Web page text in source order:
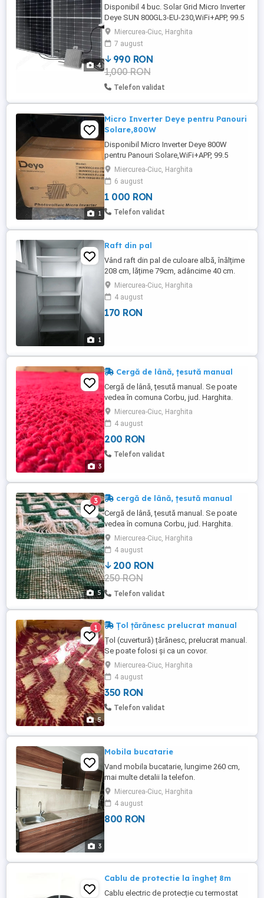
4
Disponibil 4 buc. Solar Grid Micro Inverter
Deye SUN 800GL3-EU-230,WiFi+APP, 99.5
%Eficienta, la doar un preti de 990ron(Se
negociaza la mai multe produse ).Produse
sunt noi,în ambalajul original, cu toate
accesoriile, nici măcar nu au fost
deschise.Prețul de piață este în jur de
1600 de lei.Garantie ...
Miercurea-Ciuc, Harghita
7 august
990 RON
1,000 RON
Telefon validat
1
Micro Inverter Deye pentru Panouri
Solare,800W
Disponibil Micro Inverter Deye 800W
pentru Panouri Solare,WiFi+APP, 99.5
%Eficienta. Produse sunt noi,în ambalajul
original, cu toate accesoriile, nici măcar nu
au fost deschise.Prețul de piață este în jur
de 1500 de lei. Atașez câteva poze pe
care le-am descărcat ca să vedeți despre
Miercurea-Ciuc, Harghita
6 august
1 000 RON
Telefon validat
1
Raft din pal
Vând raft din pal de culoare albă, înălțime
208 cm, lățime 79cm, adâncime 40 cm.
Miercurea-Ciuc, Harghita
4 august
170 RON
3
Cergă de lână, țesută manual
Cergă de lână, țesută manual. Se poate
vedea în comuna Corbu, jud. Harghita.
Dimensiuni aproximative: 448x80 cm. Preț
200 lei
Miercurea-Ciuc, Harghita
4 august
200 RON
Telefon validat
5
3 cergă de lână, țesută manual
Cergă de lână, țesută manual. Se poate
vedea în comuna Corbu, jud. Harghita.
Dimensiuni aproximative: 214x170 cm. Preț
200 lei
Miercurea-Ciuc, Harghita
4 august
200 RON
250 RON
Telefon validat
5
1 Țol țărănesc prelucrat manual
Țol (cuvertură) țărănesc, prelucrat manual.
Se poate folosi și ca un covor.
Dimensiuni:166 x 205 cm. Preț 350 lei.
Miercurea-Ciuc, Harghita
4 august
350 RON
Telefon validat
3
Mobila bucatarie
Vand mobila bucatarie, lungime 260 cm,
mai multe detalii la telefon.
Miercurea-Ciuc, Harghita
4 august
800 RON
Cablu de protectie la îngheț 8m
Cablu electric de protecție cu termostat